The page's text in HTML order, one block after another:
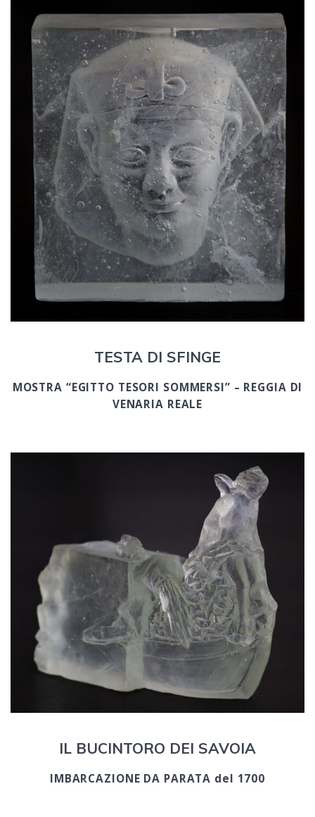
TESTA DI SFINGE
MOSTRA “EGITTO TESORI SOMMERSI” – REGGIA DI
VENARIA REALE
IL BUCINTORO DEI SAVOIA
IMBARCAZIONE DA PARATA del 1700